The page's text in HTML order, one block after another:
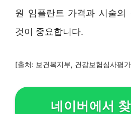
원 임플란트 가격과 시술의
것이 중요합니다.
[출처: 보건복지부, 건강보험심사평
네이버에서